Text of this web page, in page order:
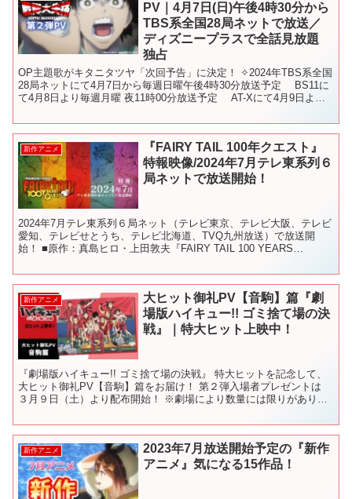
PV｜4月7日(日)午後4時30分から
TBS系全国28局ネットで放送／
ディズニープラスで全話見放題
独占
OP主題歌がキタニタツヤ「次回予告」に決定！ ✧2024年TBS系全国
28局ネットにて4月7日から毎週日曜午後4時30分放送予定 BS11に
て4月8日より毎週月曜 夜11時00分放送予定 AT-Xにて4月9日より
新作アニメ
『FAIRY TAIL 100年クエスト』
特報映像/2024年7月テレ東系列６
局ネットで放送開始！
2024年7月テレ東系列６局ネット（テレビ東京、テレビ大阪、テレビ
愛知、テレビせとうち、テレビ北海道、TVQ九州放送）で放送開
始！ ■原作：真島ヒロ・上田敦夫『FAIRY TAIL 100 YEARS
新作アニメ
大ヒット御礼PV【音駒】篇『劇
場版ハイキュー!! ゴミ捨て場の決
戦』｜特大ヒット上映中！
『劇場版ハイキュー!! ゴミ捨て場の決戦』 特大ヒットを記念して、
大ヒット御礼PV【音駒】篇をお届け！ 第２弾入場者プレゼントは
３月９日（土）より配布開始！ ※劇場により数量には限りがありま
新作アニメ
2023年7月放送開始予定の『新作
アニメ』気になる15作品！